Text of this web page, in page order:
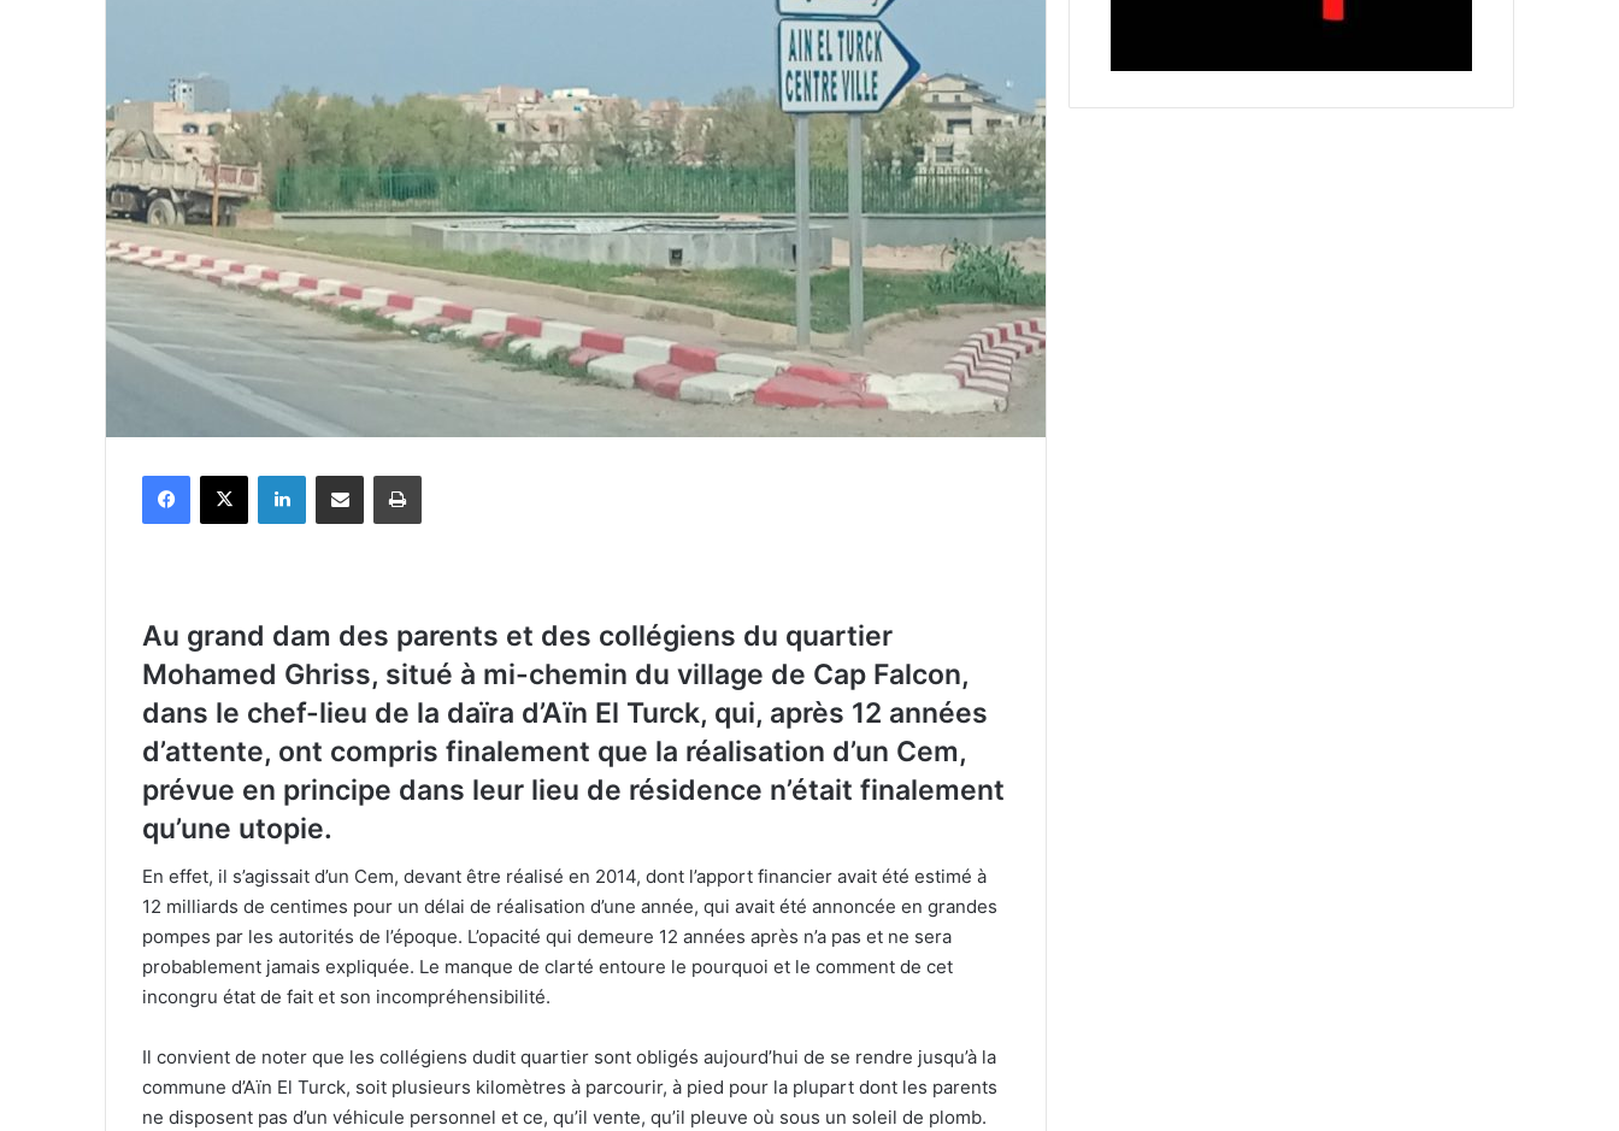
Au grand dam des parents et des collégiens du quartier
Mohamed Ghriss, situé à mi-chemin du village de Cap Falcon,
dans le chef-lieu de la daïra d’Aïn El Turck, qui, après 12 années
d’attente, ont compris finalement que la réalisation d’un Cem,
prévue en principe dans leur lieu de résidence n’était finalement
qu’une utopie.
En effet, il s’agissait d’un Cem, devant être réalisé en 2014, dont l’apport financier avait été estimé à
12 milliards de centimes pour un délai de réalisation d’une année, qui avait été annoncée en grandes
pompes par les autorités de l’époque. L’opacité qui demeure 12 années après n’a pas et ne sera
probablement jamais expliquée. Le manque de clarté entoure le pourquoi et le comment de cet
incongru état de fait et son incompréhensibilité.
Il convient de noter que les collégiens dudit quartier sont obligés aujourd’hui de se rendre jusqu’à la
commune d’Aïn El Turck, soit plusieurs kilomètres à parcourir, à pied pour la plupart dont les parents
ne disposent pas d’un véhicule personnel et ce, qu’il vente, qu’il pleuve où sous un soleil de plomb.